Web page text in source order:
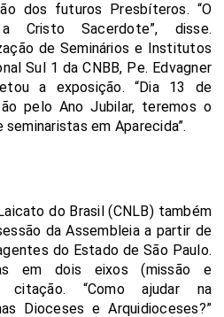
dos futuros Presbíteros. “O
Cristo Sacerdote”, disse.
de Seminários e Institutos
Sul 1 da CNBB, Pe. Edvagner
a exposição. “Dia 13 de
pelo Ano Jubilar, teremos o
em Aparecida”.
do Brasil (CNLB) também
da Assembleia a partir de
do Estado de São Paulo.
em dois eixos (missão e
citação. “Como ajudar na
Dioceses e Arquidioceses?”